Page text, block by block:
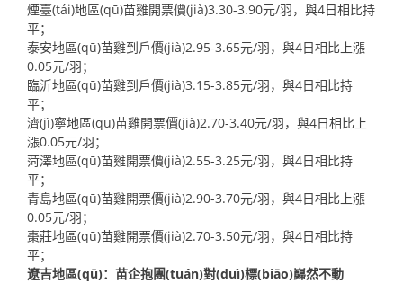
煙臺(tái)地區(qū)苗雞開票價(jià)3.30-3.90元/羽，與4日相比持
平；
泰安地區(qū)苗雞到戶價(jià)2.95-3.65元/羽，與4日相比上漲
0.05元/羽；
臨沂地區(qū)苗雞到戶價(jià)3.15-3.85元/羽，與4日相比持
平；
濟(jì)寧地區(qū)苗雞開票價(jià)2.70-3.40元/羽，與4日相比上
漲0.05元/羽；
菏澤地區(qū)苗雞開票價(jià)2.55-3.25元/羽，與4日相比持
平；
青島地區(qū)苗雞開票價(jià)2.90-3.70元/羽，與4日相比上漲
0.05元/羽；
棗莊地區(qū)苗雞開票價(jià)2.70-3.50元/羽，與4日相比持
平；
遼吉地區(qū)：苗企抱團(tuán)對(duì)標(biāo)巋然不動